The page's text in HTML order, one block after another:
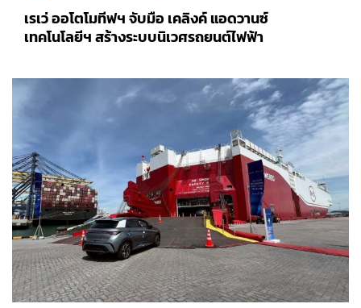
เรเว่ ออโตโมทีฟฯ จับมือ เคลิงค์ แอดวานซ์
เทคโนโลยีฯ สร้างระบบนิเวศรถยนต์ไฟฟ้า